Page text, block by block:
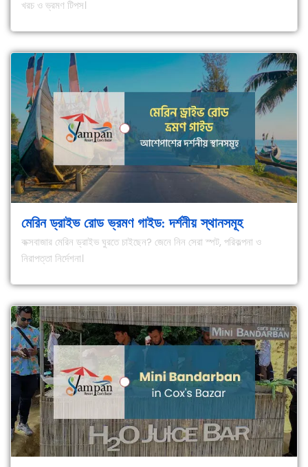
খরচ ও ভ্রমণ টিপস।
মেরিন ড্রাইভ রোড ভ্রমণ গাইড: দর্শনীয় স্থানসমূহ
কক্সবাজার মেরিন ড্রাইভ ঘুরতে চাইছেন? জেনে নিন সেরা স্পট, পরিকল্পনা ও
নিরাপত্তা নির্দেশনা।